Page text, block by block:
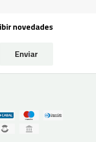
novedades
Enviar